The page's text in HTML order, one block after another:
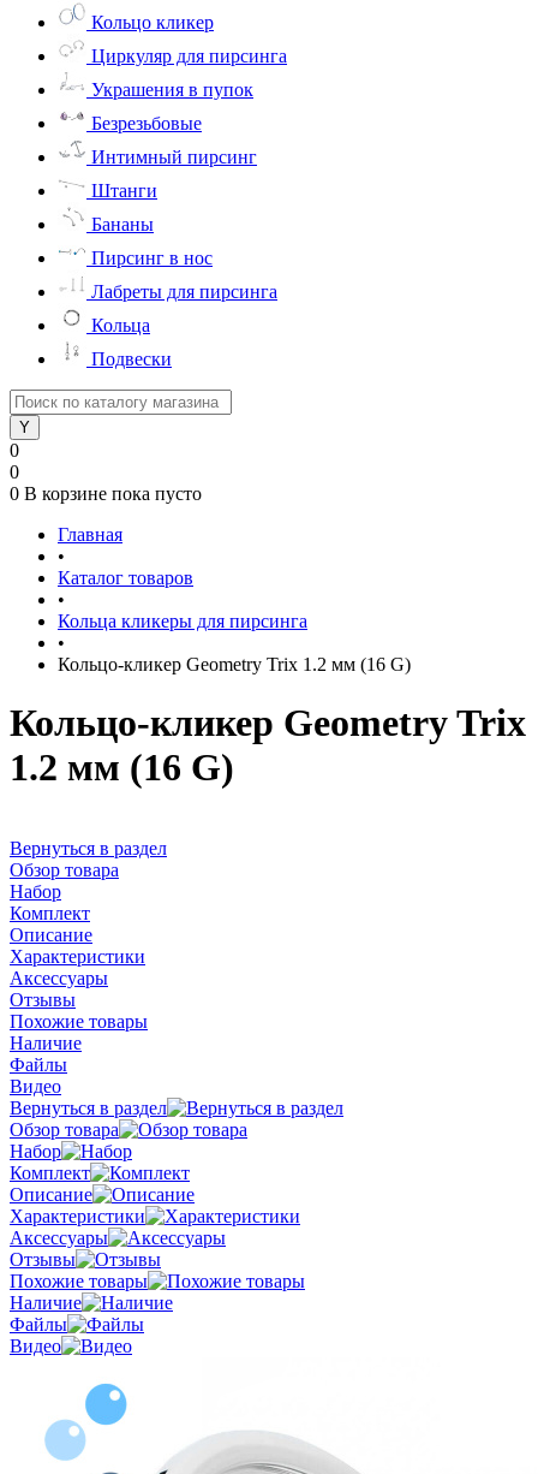
Кольцо кликер
Циркуляр для пирсинга
Украшения в пупок
Безрезьбовые
Интимный пирсинг
Штанги
Бананы
Пирсинг в нос
Лабреты для пирсинга
Кольца
Подвески
0
0
0 В корзине пока пусто
Главная
•
Каталог товаров
•
Кольца кликеры для пирсинга
•
Кольцо-кликер Geometry Trix 1.2 мм (16 G)
Кольцо-кликер Geometry Trix
1.2 мм (16 G)
Вернуться в раздел
Обзор товара
Набор
Комплект
Описание
Характеристики
Аксессуары
Отзывы
Похожие товары
Наличие
Файлы
Видео
Вернуться в раздел
Обзор товара
Набор
Комплект
Описание
Характеристики
Аксессуары
Отзывы
Похожие товары
Наличие
Файлы
Видео